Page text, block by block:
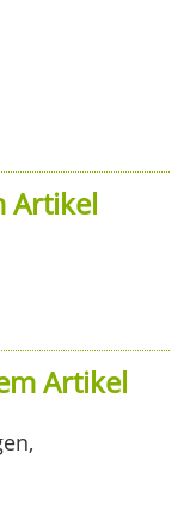
Artikel
Artikel